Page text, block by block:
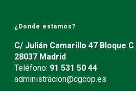
¿Donde estamos?
C/ Julián Camarillo 47 Bloque
28037 Madrid
Teléfono: 91 531 50 44
administracion@cgcop.es